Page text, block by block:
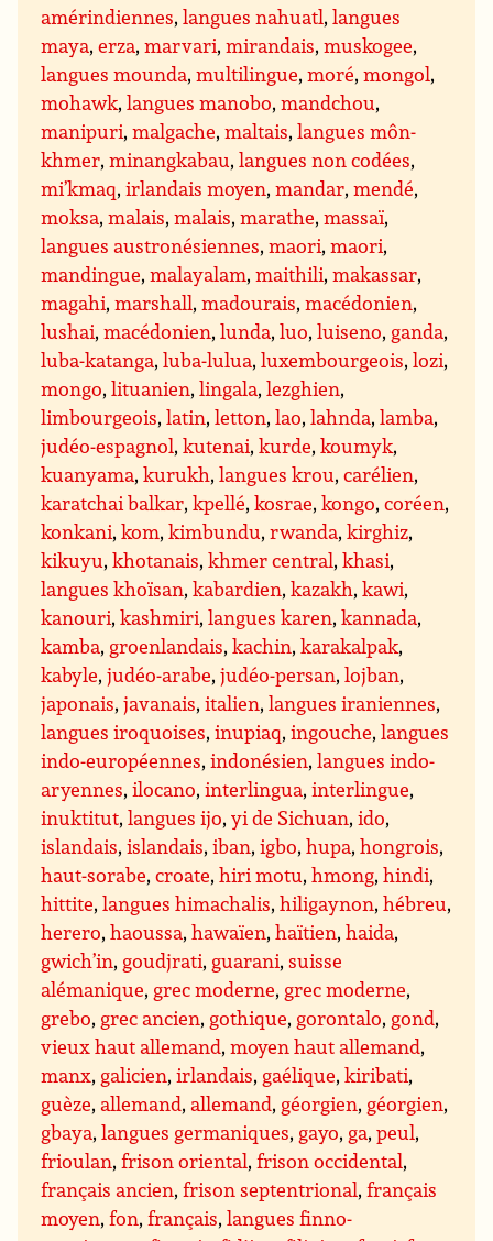
amérindiennes,langues nahuatl,langues
maya,erza,marvari,mirandais,muskogee,
langues mounda,multilingue,moré,mongol,
mohawk,langues manobo,mandchou,
manipuri,malgache,maltais,langues môn-
khmer,minangkabau,langues non codées,
mi’kmaq,irlandais moyen,mandar,mendé,
moksa,malais,malais,marathe,massaï,
langues austronésiennes,maori,maori,
mandingue,malayalam,maithili,makassar,
magahi,marshall,madourais,macédonien,
lushai,macédonien,lunda,luo,luiseno, ganda,
luba-katanga,luba-lulua,luxembourgeois,lozi,
mongo,lituanien,lingala,lezghien,
limbourgeois,latin,letton,lao,lahnda,lamba,
judéo-espagnol,kutenai,kurde,koumyk,
kuanyama,kurukh,langues krou,carélien,
karatchai balkar,kpellé,kosrae,kongo,coréen,
konkani,kom,kimbundu,rwanda,kirghiz,
kikuyu,khotanais,khmer central,khasi,
langues khoïsan,kabardien,kazakh,kawi,
kanouri,kashmiri,langues karen,kannada,
kamba, groenlandais,kachin,karakalpak,
kabyle,judéo-arabe,judéo-persan,lojban,
japonais,javanais,italien,langues iraniennes,
langues iroquoises,inupiaq,ingouche,langues
indo-européennes,indonésien,langues indo-
aryennes,ilocano,interlingua,interlingue,
inuktitut,langues ijo,yi de Sichuan,ido,
islandais,islandais,iban,igbo,hupa,hongrois,
haut-sorabe,croate,hiri motu,hmong,hindi,
hittite,langues himachalis,hiligaynon,hébreu,
herero,haoussa,hawaïen,haïtien,haida,
gwich’in, goudjrati, guarani,suisse
alémanique, grec moderne, grec moderne,
grebo, grec ancien, gothique, gorontalo, gond,
vieux haut allemand,moyen haut allemand,
manx, galicien,irlandais, gaélique,kiribati,
guèze,allemand,allemand, géorgien, géorgien,
gbaya,langues germaniques, gayo, ga,peul,
frioulan,frison oriental,frison occidental,
français ancien,frison septentrional,français
moyen,fon,français,langues finno-